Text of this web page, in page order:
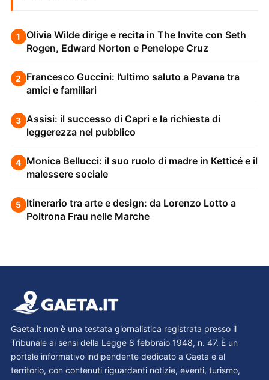
1
Olivia Wilde dirige e recita in The Invite con Seth
Rogen, Edward Norton e Penelope Cruz
2 Francesco Guccini: l’ultimo saluto a Pavana tra
amici e familiari
3 Assisi: il successo di Capri e la richiesta di
leggerezza nel pubblico
4 Monica Bellucci: il suo ruolo di madre in Ketticé e il
malessere sociale
5 Itinerario tra arte e design: da Lorenzo Lotto a
Poltrona Frau nelle Marche
Gaeta.it non è una testata giornalistica registrata presso il
Tribunale ai sensi della Legge 8 febbraio 1948, n. 47. È un
portale informativo indipendente dedicato a Gaeta e al
territorio, con contenuti riguardanti notizie, eventi, turismo,